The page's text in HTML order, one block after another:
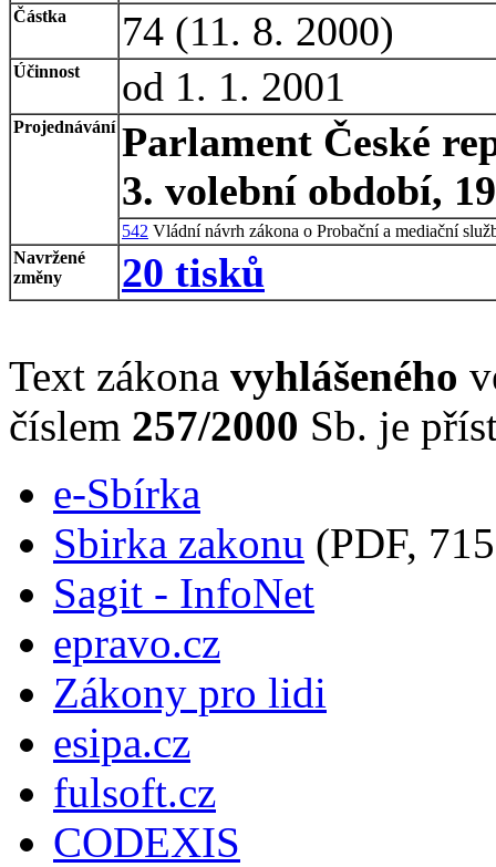
Částka 74 (11. 8. 2000)
Účinnost od 1. 1. 2001
Projednávání Parlament České
3. volební období,
542 Vládní návrh zákona o Probační a mediační
Navržené
změny
20 tisků
Text zákona vyhlášeného
číslem 257/2000 Sb. je
e-Sbírka
Sbirka zakonu (PDF,
Sagit - InfoNet
epravo.cz
Zákony pro lidi
esipa.cz
fulsoft.cz
CODEXIS